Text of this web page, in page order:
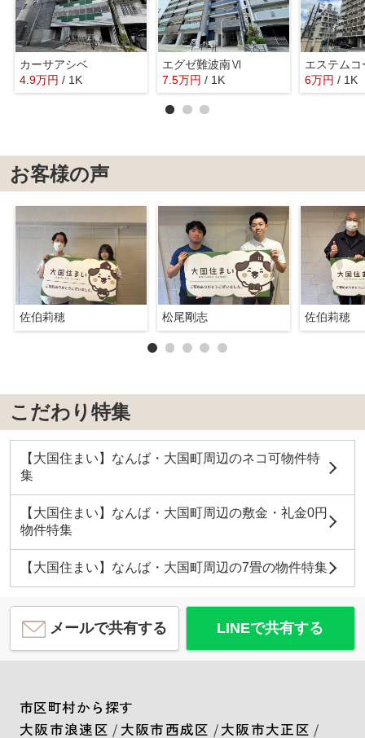
カーサアシベ
4.9万円 / 1K
エグゼ難波南Ⅵ
7.5万円 / 1K 6万円 / 1K
お客様の声
佐伯莉穂 松尾剛志 佐伯莉穂
こだわり特集
【大国住まい】なんば・大国町周辺のネコ可物件特
集
【大国住まい】なんば・大国町周辺の敷金・礼金0円
物件特集
【大国住まい】なんば・大国町周辺の7畳の物件特集
メールで共有する LINEで共有する
市区町村から探す
大阪市浪速区 / 大阪市西成区 /大阪市大正区 /